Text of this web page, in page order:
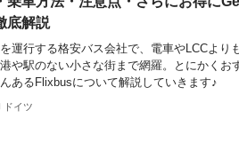
底解説
運行する格安バス会社で、電車やLCCより
や駅のない小さな街まで網羅。とにかくお
あるFlixbusについて解説していきます♪
ドイツ